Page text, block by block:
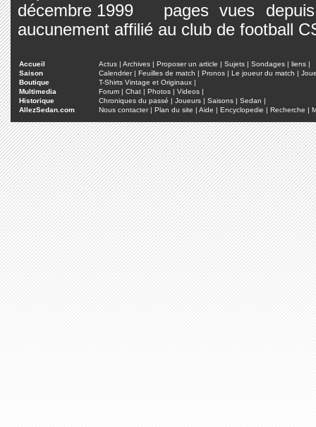
pages vues
aucunement affilié au club de football
Accueil Actus | Archives | Proposer un article | Sujets | Sondages | liens |
Saison
Calendrier| Feuilles de match | Pronos | Le joueur du match |
Boutique
T-Shirts Vintage et Originaux |
Multimedia
Forum | Chat | Photos | Videos |
Historique
Chroniques du passé | Joueurs | Saisons | Sedan |
AllezSedan.com
Nous contacter| Plan du site | Aide | Encyclopedie | Recherche |